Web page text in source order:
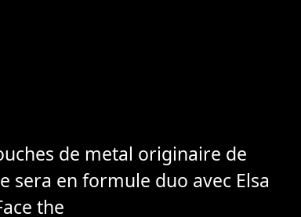
de metal originaire de
en formule duo avec Elsa
the